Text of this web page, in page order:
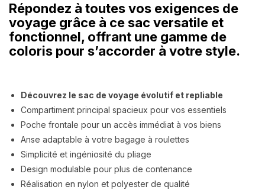
Répondez à toutes vos exigences de
voyage grâce à ce sac versatile et
fonctionnel, offrant une gamme de
coloris pour s’accorder à votre style.
Découvrez le sac de voyage évolutif et repliable
Compartiment principal spacieux pour vos essentiels
Poche frontale pour un accès immédiat à vos biens
Anse adaptable à votre bagage à roulettes
Simplicité et ingéniosité du pliage
Design modulable pour plus de contenance
Réalisation en nylon et polyester de qualité